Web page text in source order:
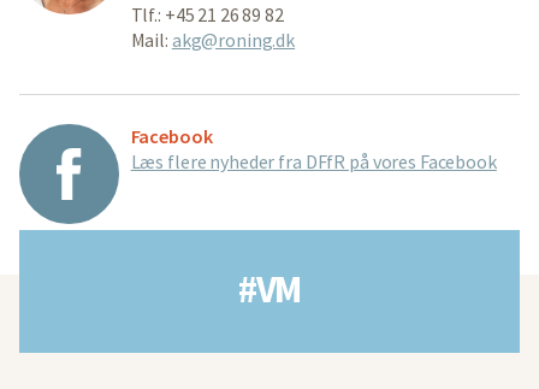
Tlf.: +45 21 26 89 82
Mail: akg@roning.dk
Facebook
Læs flere nyheder fra DFfR på vores Facebook
#VM